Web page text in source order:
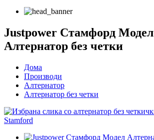
Justpower Стамфорд Модел
Алтернатор без четки
Дома
Производи
Алтернатор
Алтернатор без четки